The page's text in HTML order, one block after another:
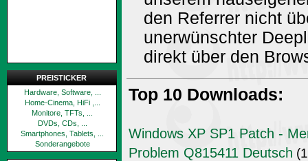
PREISTICKER
Hardware, Software, ...
Home-Cinema, HiFi ,...
Monitore, TFTs, ...
DVDs, CDs, ...
Smartphones, Tablets, ...
Sonderangebote
den Referrer nicht
unerwünschter
direkt über den
Top 10 Downloads:
Windows XP SP1 Patch -
Problem Q815411 Deutsch